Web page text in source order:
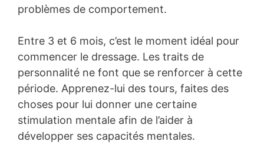
problèmes de comportement.
Entre 3 et 6 mois, c’est le moment idéal pour
commencer le dressage. Les traits de
personnalité ne font que se renforcer à cette
période. Apprenez-lui des tours, faites des
choses pour lui donner une certaine
stimulation mentale afin de l’aider à
développer ses capacités mentales.